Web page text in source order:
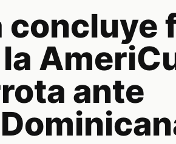
concluye
ante